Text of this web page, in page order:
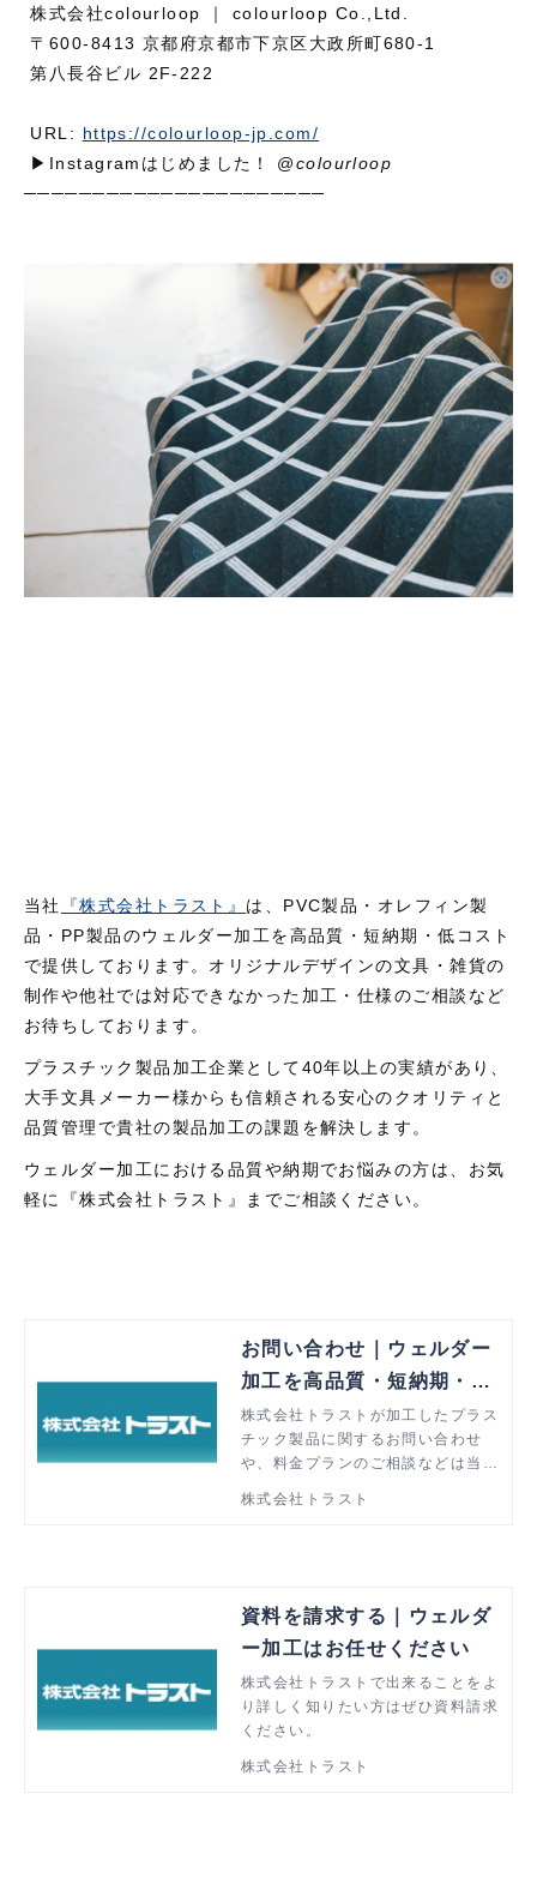
株式会社colourloop ｜ colourloop Co.,Ltd.
〒600-8413 京都府京都市下京区大政所町680-1
第八長谷ビル 2F-222
URL: https://colourloop-jp.com/
▶︎Instagramはじめました！ @colourloop
──────────────────────
当社 『株式会社トラスト』 は、PVC製品・オレフィン製
品・PP製品のウェルダー加工を高品質・短納期・低コスト
で提供しております。オリジナルデザインの文具・雑貨の
制作や他社では対応できなかった加工・仕様のご相談など
お待ちしております。
プラスチック製品加工企業として40年以上の実績があり、
大手文具メーカー様からも信頼される安心のクオリティと
品質管理で貴社の製品加工の課題を解決します。
ウェルダー加工における品質や納期でお悩みの方は、お気
軽に『株式会社トラスト』までご相談ください。
お問い合わせ｜ウェルダー
加工を高品質・短納期・低
価格で解決
株式会社トラストが加工したプラス
チック製品に関するお問い合わせ
や、料金プランのご相談などは当ペ
でお悩みの方はぜひお気軽にご相談
株式会社トラスト
資料を請求する｜ウェルダ
ー加工はお任せください
株式会社トラストで出来ることをよ
り詳しく知りたい方はぜひ資料請求
ください。
株式会社トラスト